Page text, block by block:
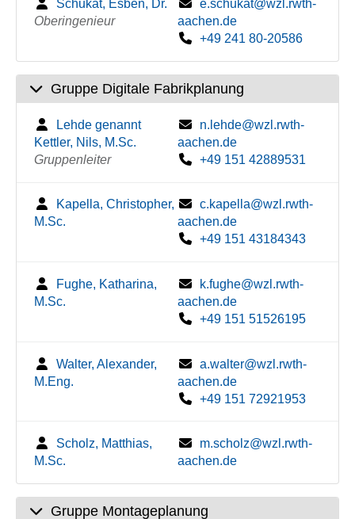
Schukat, Esben, Dr.
Oberingenieur
e.schukat@wzl.rwth-
aachen.de
+49 241 80-20586
Gruppe Digitale Fabrikplanung
Lehde genannt
Kettler, Nils, M.Sc.
Gruppenleiter
n.lehde@wzl.rwth-
aachen.de
+49 151 42889531
Kapella, Christopher,
M.Sc.
c.kapella@wzl.rwth-
aachen.de
+49 151 43184343
Fughe, Katharina,
M.Sc.
k.fughe@wzl.rwth-
aachen.de
+49 151 51526195
Walter, Alexander,
M.Eng.
a.walter@wzl.rwth-
aachen.de
+49 151 72921953
Scholz, Matthias,
M.Sc.
m.scholz@wzl.rwth-
aachen.de
Gruppe Montageplanung